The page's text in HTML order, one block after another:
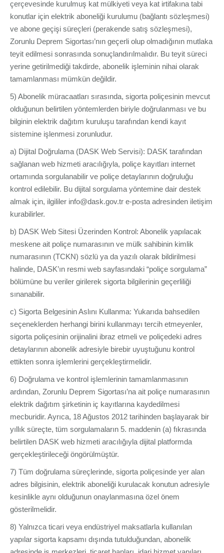
çerçevesinde kurulmuş kat mülkiyeti veya kat irtifakına tabi
konutlar için elektrik aboneliği kurulumu (bağlantı sözleşmesi)
ve abone geçişi süreçleri (perakende satış sözleşmesi),
Zorunlu Deprem Sigortası’nın geçerli olup olmadığının mutlaka
teyit edilmesi sonrasında sonuçlandırılmalıdır. Bu teyit süreci
yerine getirilmediği takdirde, abonelik işleminin nihai olarak
tamamlanması mümkün değildir.
5) Abonelik müracaatları sırasında, sigorta poliçesinin mevcut
olduğunun belirtilen yöntemlerden biriyle doğrulanması ve bu
bilginin elektrik dağıtım kuruluşu tarafından kendi kayıt
sistemine işlenmesi zorunludur.
a) Dijital Doğrulama (DASK Web Servisi): DASK tarafından
sağlanan web hizmeti aracılığıyla, poliçe kayıtları internet
ortamında sorgulanabilir ve poliçe detaylarının doğruluğu
kontrol edilebilir. Bu dijital sorgulama yöntemine dair destek
almak için, ilgililer info@dask.gov.tr e-posta adresinden iletişim
kurabilirler.
b) DASK Web Sitesi Üzerinden Kontrol: Abonelik yapılacak
meskene ait poliçe numarasının ve mülk sahibinin kimlik
numarasının (TCKN) sözlü ya da yazılı olarak bildirilmesi
halinde, DASK’ın resmi web sayfasındaki “poliçe sorgulama”
bölümüne bu veriler girilerek sigorta bilgilerinin geçerliliği
sınanabilir.
c) Sigorta Belgesinin Aslını Kullanma: Yukarıda bahsedilen
seçeneklerden herhangi birini kullanmayı tercih etmeyenler,
sigorta poliçesinin orijinalini ibraz etmeli ve poliçedeki adres
detaylarının abonelik adresiyle birebir uyuştuğunu kontrol
ettikten sonra işlemlerini gerçekleştirmelidir.
6) Doğrulama ve kontrol işlemlerinin tamamlanmasının
ardından, Zorunlu Deprem Sigortası’na ait poliçe numarasının
elektrik dağıtım şirketinin iç kayıtlarına kaydedilmesi
mecburidir. Ayrıca, 18 Ağustos 2012 tarihinden başlayarak bir
yıllık süreçte, tüm sorgulamaların 5. maddenin (a) fıkrasında
belirtilen DASK web hizmeti aracılığıyla dijital platformda
gerçekleştirileceği öngörülmüştür.
7) Tüm doğrulama süreçlerinde, sigorta poliçesinde yer alan
adres bilgisinin, elektrik aboneliği kurulacak konutun adresiyle
kesinlikle aynı olduğunun onaylanmasına özel önem
gösterilmelidir.
8) Yalnızca ticari veya endüstriyel maksatlarla kullanılan
yapılar sigorta kapsamı dışında tutulduğundan, abonelik